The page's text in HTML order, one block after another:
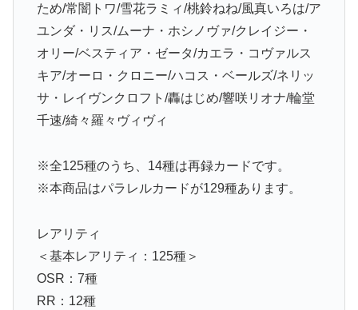
ため/常闇トワ/雪花ラミィ/桃鈴ねね/風真いろは/ア
ユンダ・リス/ムーナ・ホシノヴァ/クレイジー・
オリー/ベスティア・ゼータ/カエラ・コヴァルス
キア/オーロ・クロニー/ハコス・ベールズ/ネリッ
サ・レイヴンクロフト/轟はじめ/響咲リオナ/輪堂
千速/綺々羅々ヴィヴィ
※全125種のうち、14種は再録カードです。
※本商品はパラレルカードが129種あります。
レアリティ
＜基本レアリティ：125種＞
OSR：7種
RR：12種